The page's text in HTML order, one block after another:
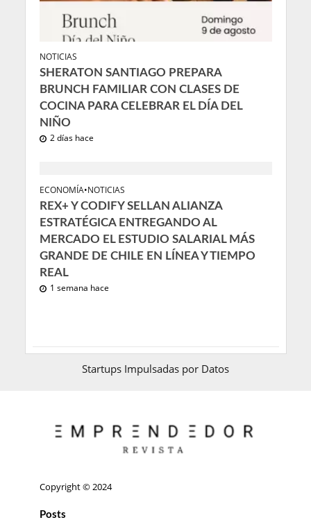
NOTICIAS
SHERATON SANTIAGO PREPARA
BRUNCH FAMILIAR CON CLASES DE
COCINA PARA CELEBRAR EL DÍA DEL
NIÑO
2 días hace
ECONOMÍA•NOTICIAS
REX+ Y CODIFY SELLAN ALIANZA
ESTRATÉGICA ENTREGANDO AL
MERCADO EL ESTUDIO SALARIAL MÁS
GRANDE DE CHILE EN LÍNEA Y TIEMPO
REAL
1 semana hace
Startups Impulsadas por Datos
Copyright © 2024
Posts